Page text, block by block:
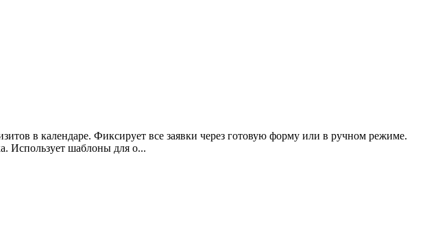
в календаре. Фиксирует все заявки через готовую форму или в ручном режиме.
Использует шаблоны для о...